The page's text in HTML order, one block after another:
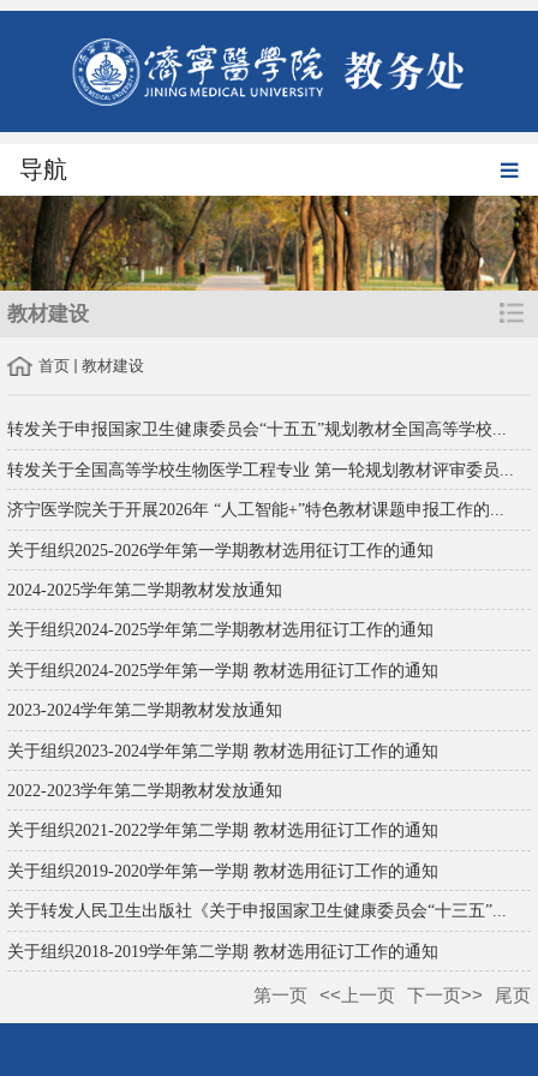
导航
教材建设
首页 教材建设
转发关于申报国家卫生健康委员会“十五五”规划教材全国高等学校...
转发关于全国高等学校生物医学工程专业 第一轮规划教材评审委员...
济宁医学院关于开展2026年 “人工智能+”特色教材课题申报工作的...
关于组织2025-2026学年第一学期教材选用征订工作的通知
2024-2025学年第二学期教材发放通知
关于组织2024-2025学年第二学期教材选用征订工作的通知
关于组织2024-2025学年第一学期 教材选用征订工作的通知
2023-2024学年第二学期教材发放通知
关于组织2023-2024学年第二学期 教材选用征订工作的通知
2022-2023学年第二学期教材发放通知
关于组织2021-2022学年第二学期 教材选用征订工作的通知
关于组织2019-2020学年第一学期 教材选用征订工作的通知
关于转发人民卫生出版社《关于申报国家卫生健康委员会“十三五”...
关于组织2018-2019学年第二学期 教材选用征订工作的通知
第一页 <<上一页 下一页>> 尾页